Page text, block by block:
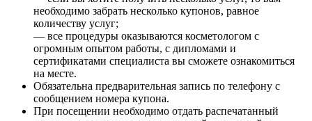
необходимо забрать несколько купонов, равное
количеству услуг;
— все процедуры оказываются косметологом с
огромным опытом работы, с дипломами и
сертификатами специалиста вы сможете ознакомиться
на месте.
Обязательна предварительная запись по телефону с
сообщением номера купона.
При посещении необходимо отдать распечатанный